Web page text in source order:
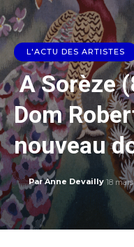
L'ACTU DES ARTISTES
A Sorèze
Dom
nouveau
Par Anne Devailly 18